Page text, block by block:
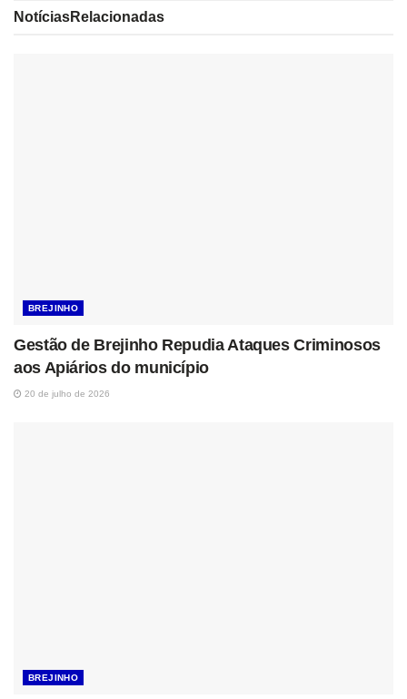
NotíciasRelacionadas
BREJINHO
Gestão de Brejinho Repudia Ataques Criminosos
aos Apiários do município
20 de julho de 2026
BREJINHO